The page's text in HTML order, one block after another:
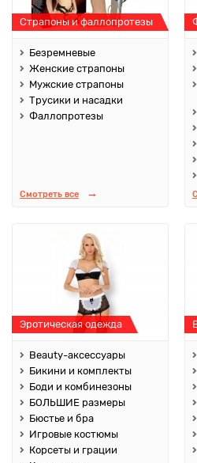
Страпоны и фаллопротезы
Безремневые
Женские страпоны
Мужские страпоны
Трусики и насадки
Фаллопротезы
Смотреть все
Эротическая одежда
Beauty-аксессуары
Бикини и комплекты
Боди и комбинезоны
БОЛЬШИЕ размеры
Бюстье и бра
Игровые костюмы
Корсеты и грации